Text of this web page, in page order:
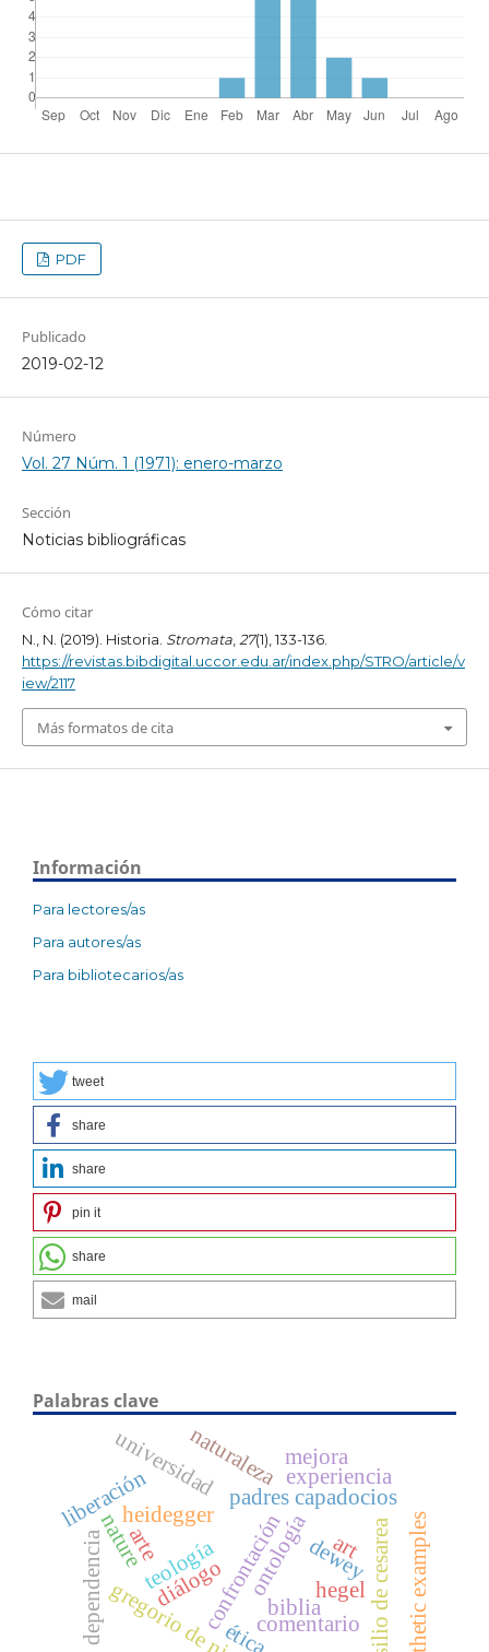
PDF
Publicado
2019-02-12
Número
Vol. 27 Núm. 1 (1971): enero-marzo
Sección
Noticias bibliográficas
Cómo citar
N., N. (2019). Historia. Stromata,27(1), 133-136.
https://revistas.bibdigital.uccor.edu.ar/index.php/STRO/article/v
iew/2117
Más formatos de cita
Información
Para lectores/as
Para autores/as
Para bibliotecarios/as
tweet
share
share
pin it
share
mail
Palabras clave
biblia
teología
heidegger
hegel
ontología
confrontación
padres capadocios
basilio de cesarea
gregorio de nisa
dependencia
liberación
diálogo
ética
universidad
comentario
dewey
arte art aesthetic examples
naturaleza experiencia
nature
mejora